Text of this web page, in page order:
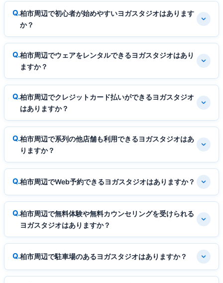
柏市周辺で初心者が始めやすいヨガスタジオはあります
か？
柏市周辺でウェアをレンタルできるヨガスタジオはあり
ますか？
柏市周辺でクレジットカード払いができるヨガスタジオ
はありますか？
柏市周辺で系列の他店舗も利用できるヨガスタジオはあ
りますか？
柏市周辺でWeb予約できるヨガスタジオはありますか？
柏市周辺で無料体験や無料カウンセリングを受けられる
ヨガスタジオはありますか？
柏市周辺で駐車場のあるヨガスタジオはありますか？